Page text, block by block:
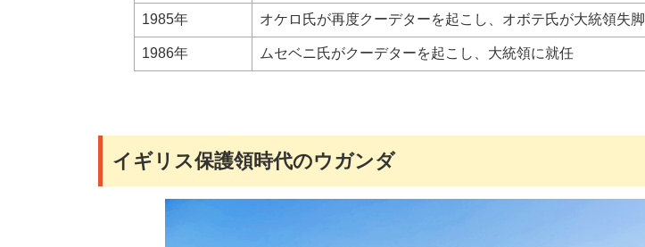
1985年 オケロ氏が再度クーデターを起こし、オボテ氏が大統領失脚
1986年 ムセベニ氏がクーデターを起こし、大統領に就任
イギリス保護領時代のウガンダ